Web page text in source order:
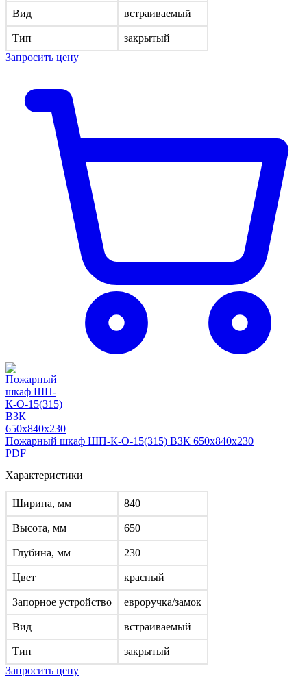
Вид встраиваемый
Тип
закрытый
Запросить цену
Пожарный шкаф ШП-К-О-15(315) ВЗК 650x840x230
PDF
Характеристики
Ширина, мм 840
Высота, мм 650
Глубина, мм 230
Цвет красный
Запорное устройство евроручка/замок
Вид встраиваемый
Тип
закрытый
Запросить цену